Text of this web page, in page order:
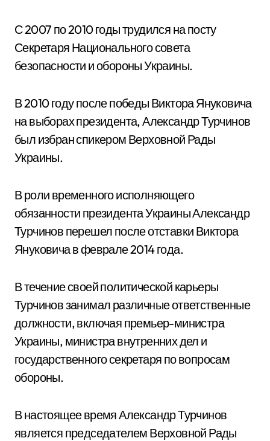
С 2007 по 2010 годы трудился на посту
Секретаря Национального совета
безопасности и обороны Украины.
В 2010 году после победы Виктора Януковича
на выборах президента, Александр Турчинов
был избран спикером Верховной Рады
Украины.
В роли временного исполняющего
обязанности президента Украины Александр
Турчинов перешел после отставки Виктора
Януковича в феврале 2014 года.
В течение своей политической карьеры
Турчинов занимал различные ответственные
должности, включая премьер-министра
Украины, министра внутренних дел и
государственного секретаря по вопросам
обороны.
В настоящее время Александр Турчинов
является председателем Верховной Рады